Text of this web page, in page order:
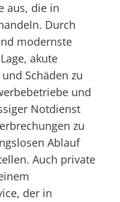
aus, die in
Durch
modernste
akute
Schäden zu
und
Notdienst
zu
Ablauf
Auch private
der in